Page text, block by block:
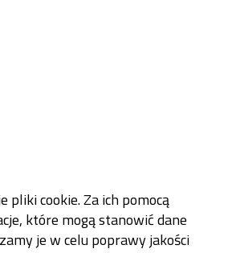
cookie. Za ich pomocą
które mogą stanowić dane
je w celu poprawy jakości